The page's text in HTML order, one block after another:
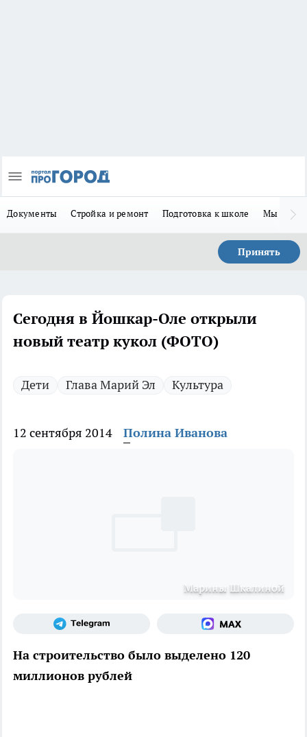
Документы Стройка и ремонт Подготовка к школе Мы в MAX
Принять
Сегодня в Йошкар-Оле открыли
новый театр кукол (ФОТО)
Дети Глава Марий Эл Культура
12 сентября 2014 Полина Иванова
Марины Шкалиной
На строительство было выделено 120
миллионов рублей